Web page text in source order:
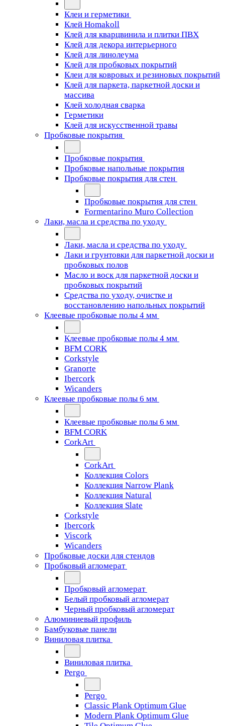
Клеи и герметики
Клей Homakoll
Клей для кварцвинила и плитки ПВХ
Клей для декора интерьерного
Клей для линолеума
Клей для пробковых покрытий
Клеи для ковровых и резиновых покрытий
Клей для паркета, паркетной доски и
массива
Клей холодная сварка
Герметики
Клей для искусственной травы
Пробковые покрытия
Пробковые покрытия
Пробковые напольные покрытия
Пробковые покрытия для стен
Пробковые покрытия для стен
Formentarino Muro Collection
Лаки, масла и средства по уходу
Лаки, масла и средства по уходу
Лаки и грунтовки для паркетной доски и
пробковых полов
Масло и воск для паркетной доски и
пробковых покрытий
Средства по уходу, очистке и
восстановлению напольных покрытий
Клеевые пробковые полы 4 мм
Клеевые пробковые полы 4 мм
BFM CORK
Corkstyle
Granorte
Ibercork
Wicanders
Клеевые пробковые полы 6 мм
Клеевые пробковые полы 6 мм
BFM CORK
CorkArt
CorkArt
Коллекция Colors
Коллекция Narrow Plank
Коллекция Natural
Коллекция Slate
Corkstyle
Ibercork
Viscork
Wicanders
Пробковые доски для стендов
Пробковый агломерат
Пробковый агломерат
Белый пробковый агломерат
Черный пробковый агломерат
Алюминиевый профиль
Бамбуковые панели
Виниловая плитка
Виниловая плитка
Pergo
Pergo
Classic Plank Optimum Glue
Modern Plank Optimum Glue